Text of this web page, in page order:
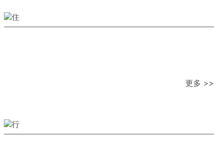
更多 >>